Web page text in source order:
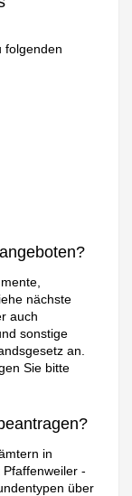
folgenden
nächste
auch
sonstige
an.
Sie bitte
in
-
über